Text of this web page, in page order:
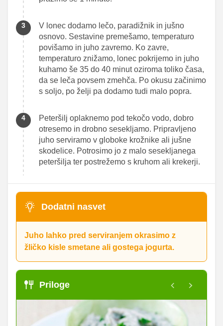
V lonec dodamo lečo, paradižnik in jušno
osnovo. Sestavine premešamo, temperaturo
povišamo in juho zavremo. Ko zavre,
temperaturo znižamo, lonec pokrijemo in juho
kuhamo še 35 do 40 minut oziroma toliko časa,
da se leča povsem zmehča. Po okusu začinimo
s soljo, po želji pa dodamo tudi malo popra.
Peteršilj oplaknemo pod tekočo vodo, dobro
otresemo in drobno sesekljamo. Pripravljeno
juho serviramo v globoke krožnike ali jušne
skodelice. Potrosimo jo z malo sesekljanega
peteršilja ter postrežemo s kruhom ali krekerji.
Dodatni nasvet
Juho lahko pred serviranjem okrasimo z
žličko kisle smetane ali gostega jogurta.
Priloge